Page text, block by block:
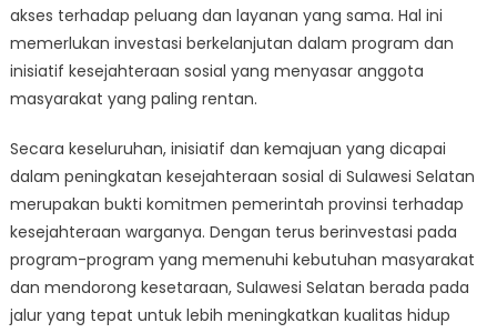
akses terhadap peluang dan layanan yang sama. Hal ini
memerlukan investasi berkelanjutan dalam program dan
inisiatif kesejahteraan sosial yang menyasar anggota
masyarakat yang paling rentan.
Secara keseluruhan, inisiatif dan kemajuan yang dicapai
dalam peningkatan kesejahteraan sosial di Sulawesi Selatan
merupakan bukti komitmen pemerintah provinsi terhadap
kesejahteraan warganya. Dengan terus berinvestasi pada
program-program yang memenuhi kebutuhan masyarakat
dan mendorong kesetaraan, Sulawesi Selatan berada pada
jalur yang tepat untuk lebih meningkatkan kualitas hidup